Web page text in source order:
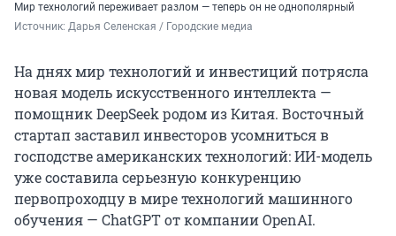
Мир технологий переживает разлом — теперь он не однополярный
Источник: Дарья Селенская / Городские медиа
На днях мир технологий и инвестиций потрясла
новая модель искусственного интеллекта —
помощник DeepSeek родом из Китая. Восточный
стартап заставил инвесторов усомниться в
господстве американских технологий: ИИ-модель
уже составила серьезную конкуренцию
первопроходцу в мире технологий машинного
обучения — ChatGPT от компании OpenAI.